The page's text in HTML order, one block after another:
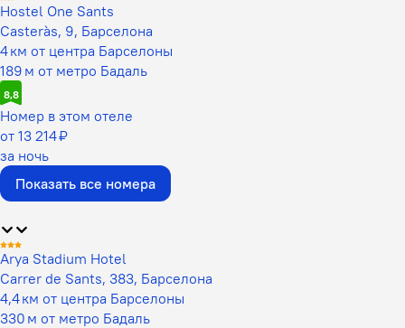
Hostel One Sants
Casteràs, 9, Барселона
4 км от центра Барселоны
189 м от метро Бадаль
8,8
Номер в этом отеле
от 13 214 ₽
за ночь
Показать все номера
Arya Stadium Hotel
Carrer de Sants, 383, Барселона
4,4 км от центра Барселоны
330 м от метро Бадаль